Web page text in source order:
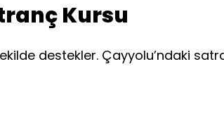
Kursu
destekler. Çayyolu’ndaki